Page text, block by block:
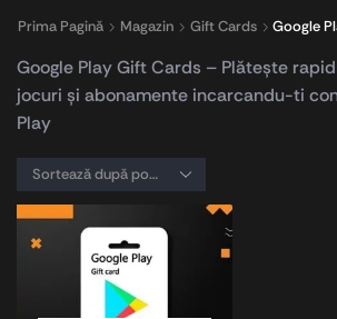
Prima Pagină Magazin Gift Cards Google
Google Play Gift Cards – Plătește
jocuri și abonamente incarcandu-ti
Play